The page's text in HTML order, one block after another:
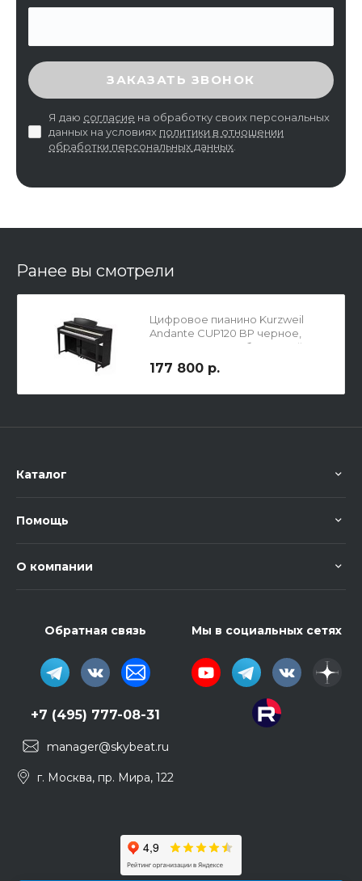
ВВЕДИТЕ ПРОВЕРОЧНЫЙ КОД
ЗАКАЗАТЬ ЗВОНОК
Я даю согласие на обработку своих персональных
данных на условиях политики в отношении
обработки персональных данных
Ранее вы смотрели
Цифровое пианино Kurzweil
Andante CUP120 BP черное,
полированное, с банкеткой
177 800 р.
Каталог
Помощь
О компании
Обратная связь
+7 (495) 777-08-31
manager@skybeat.ru
г. Москва, пр. Мира, 122
Мы в социальных сетях